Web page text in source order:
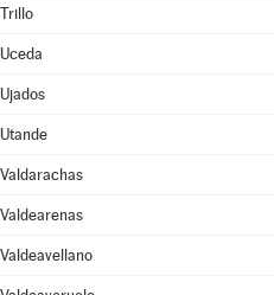
Trillo
Uceda
Ujados
Utande
Valdarachas
Valdearenas
Valdeavellano